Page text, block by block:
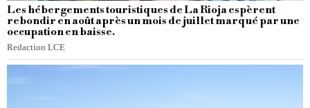
Les hébergements touristiques de La Rioja espèrent
rebondir en août après un mois de juillet marqué par une
occupation en baisse.
Redaction LCE